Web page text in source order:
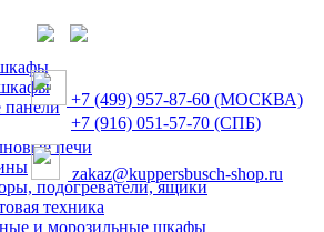
печи
подогреватели, ящики
техника
и морозильные шкафы
+7 (499) 957-87-60 (МОСКВА)
+7 (916) 051-57-70 (СПБ)
zakaz@kuppersbusch-shop.ru